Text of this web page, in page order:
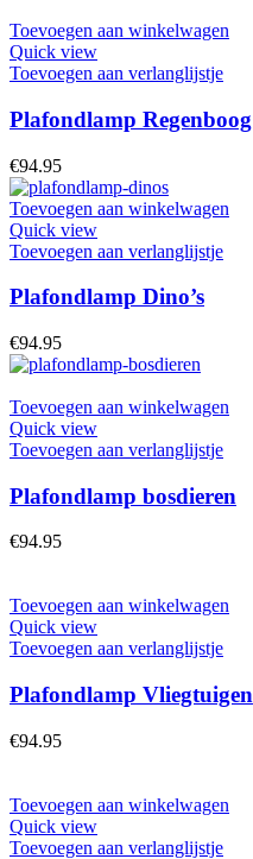
Toevoegen aan winkelwagen
Quick view
Toevoegen aan verlanglijstje
Plafondlamp Regenboog
€94.95
Toevoegen aan winkelwagen
Quick view
Toevoegen aan verlanglijstje
Plafondlamp Dino’s
€94.95
Toevoegen aan winkelwagen
Quick view
Toevoegen aan verlanglijstje
Plafondlamp bosdieren
€94.95
Toevoegen aan winkelwagen
Quick view
Toevoegen aan verlanglijstje
Plafondlamp Vliegtuigen
€94.95
Toevoegen aan winkelwagen
Quick view
Toevoegen aan verlanglijstje